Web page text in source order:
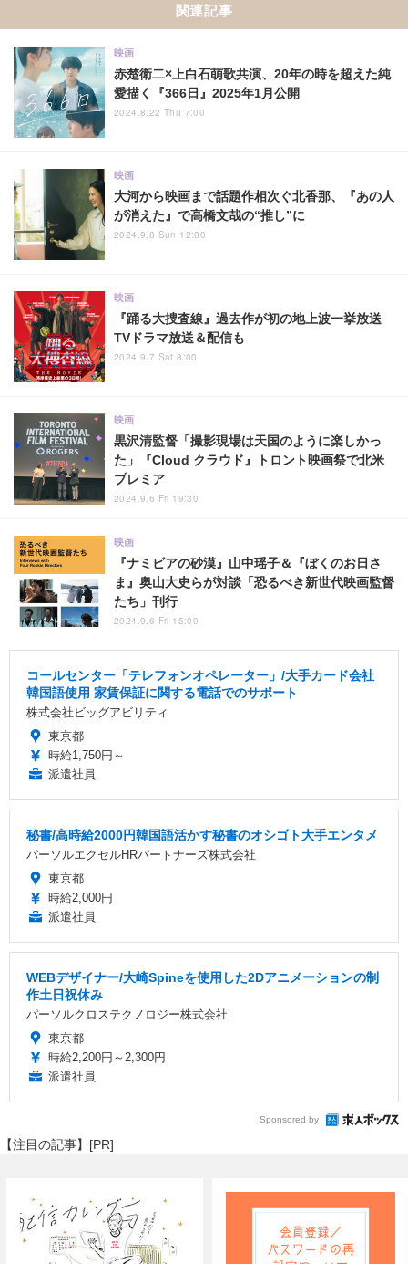
関連記事
赤楚衛二×上白石萌歌共演、20年の時を超えた純
愛描く『366日』2025年1月公開
映画
2024.8.22 Thu 7:00
大河から映画まで話題作相次ぐ北香那、『あの人
が消えた』で高橋文哉の“推し”に
映画
2024.9.8 Sun 12:00
『踊る大捜査線』過去作が初の地上波一挙放送
TVドラマ放送＆配信も
映画
2024.9.7 Sat 8:00
黒沢清監督「撮影現場は天国のように楽しかっ
た」『Cloud クラウド』トロント映画祭で北米
プレミア
映画
2024.9.6 Fri 19:30
『ナミビアの砂漠』山中瑶子＆『ぼくのお日さ
ま』奥山大史らが対談「恐るべき新世代映画監督
たち」刊行
映画
2024.9.6 Fri 15:00
コールセンター「テレフォンオペレーター」/大手カード会社
韓国語使用 家賃保証に関する電話でのサポート
株式会社ビッグアビリティ
東京都
時給1,750円～
派遣社員
秘書/高時給2000円韓国語活かす秘書のオシゴト大手エンタメ
パーソルエクセルHRパートナーズ株式会社
東京都
時給2,000円
派遣社員
WEBデザイナー/大崎Spineを使用した2Dアニメーションの制
作土日祝休み
パーソルクロステクノロジー株式会社
東京都
時給2,200円～2,300円
派遣社員
Sponsored by
【注目の記事】[PR]